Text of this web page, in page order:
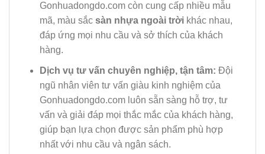
Gonhuadongdo.com còn cung cấp nhiều mẫu
mã, màu sắc sàn nhựa ngoài trờikhác nhau,
đáp ứng mọi nhu cầu và sở thích của khách
hàng.
Dịch vụ tư vấn chuyên nghiệp, tận tâm: Đội
ngũ nhân viên tư vấn giàu kinh nghiệm của
Gonhuadongdo.com luôn sẵn sàng hỗ trợ, tư
vấn và giải đáp mọi thắc mắc của khách hàng,
giúp bạn lựa chọn được sản phẩm phù hợp
nhất với nhu cầu và ngân sách.